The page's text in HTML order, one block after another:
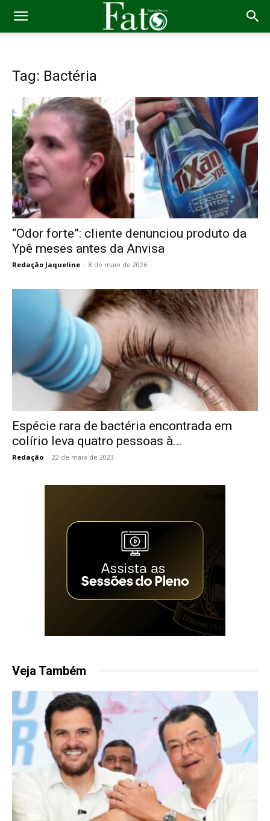
Tag: Bactéria
“Odor forte”: cliente denunciou produto da
Ypê meses antes da Anvisa
Redação Jaqueline - 8 de maio de 2026
Espécie rara de bactéria encontrada em
colírio leva quatro pessoas à...
Redação - 22 de maio de 2023
Veja Também